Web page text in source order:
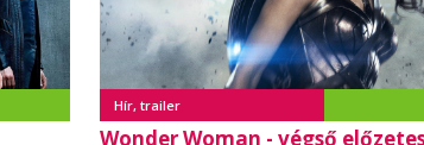
Hír, trailer
Wonder Woman - végső